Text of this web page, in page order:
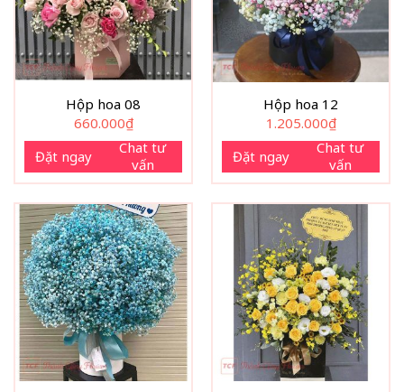
Hộp hoa 08
660.000₫
Đặt ngay
Chat tư
vấn
Hộp hoa 12
1.205.000₫
Đặt ngay
Chat tư
vấn